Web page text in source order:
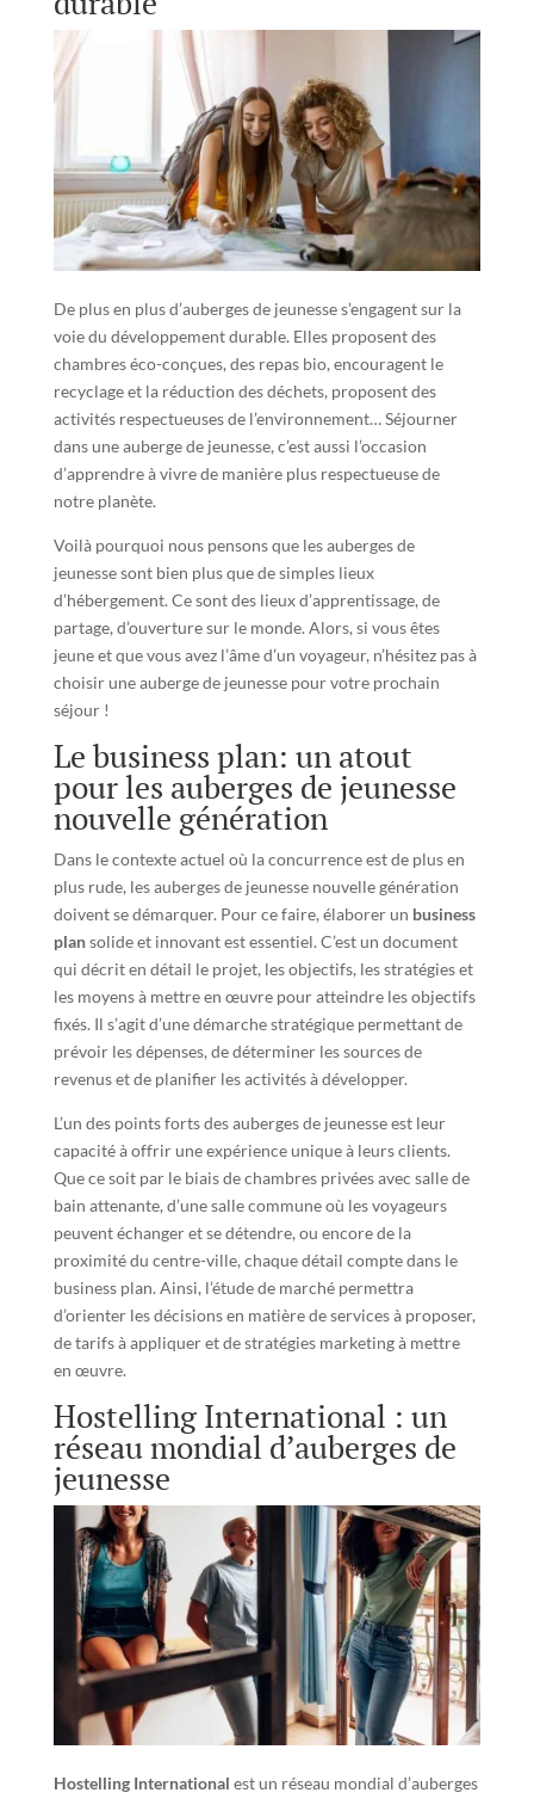
De plus en plus d’auberges de jeunesse s’engagent sur la
voie du développement durable. Elles proposent des
chambres éco-conçues, des repas bio, encouragent le
recyclage et la réduction des déchets, proposent des
activités respectueuses de l’environnement… Séjourner
dans une auberge de jeunesse, c’est aussi l’occasion
d’apprendre à vivre de manière plus respectueuse de
notre planète.
Voilà pourquoi nous pensons que les auberges de
jeunesse sont bien plus que de simples lieux
d’hébergement. Ce sont des lieux d’apprentissage, de
partage, d’ouverture sur le monde. Alors, si vous êtes
jeune et que vous avez l’âme d’un voyageur, n’hésitez pas à
choisir une auberge de jeunesse pour votre prochain
séjour !
Le business plan: un atout
pour les auberges de jeunesse
nouvelle génération
Dans le contexte actuel où la concurrence est de plus en
plus rude, les auberges de jeunesse nouvelle génération
doivent se démarquer. Pour ce faire, élaborer un business
plansolide et innovant est essentiel. C’est un document
qui décrit en détail le projet, les objectifs, les stratégies et
les moyens à mettre en œuvre pour atteindre les objectifs
fixés. Il s’agit d’une démarche stratégique permettant de
prévoir les dépenses, de déterminer les sources de
revenus et de planifier les activités à développer.
L’un des points forts des auberges de jeunesse est leur
capacité à offrir une expérience unique à leurs clients.
Que ce soit par le biais de chambres privées avec salle de
bain attenante, d’une salle commune où les voyageurs
peuvent échanger et se détendre, ou encore de la
proximité du centre-ville, chaque détail compte dans le
business plan. Ainsi, l’étude de marché permettra
d’orienter les décisions en matière de services à proposer,
de tarifs à appliquer et de stratégies marketing à mettre
en œuvre.
Hostelling International : un
réseau mondial d’auberges de
jeunesse
Hostelling International est un réseau mondial d’auberges